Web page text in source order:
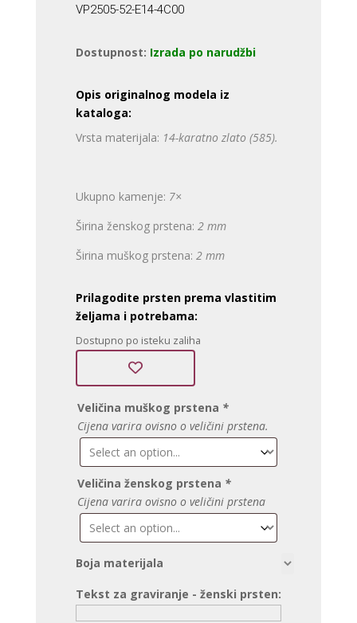
VP2505-52-E14-4C00
Dostupnost: Izrada po narudžbi
Opis originalnog modela iz
kataloga:
Vrsta materijala: 14-karatno zlato (585).
Ukupno kamenje: 7×
Širina ženskog prstena: 2 mm
Širina muškog prstena: 2 mm
Prilagodite prsten prema vlastitim
željama i potrebama:
Dostupno po isteku zaliha
Veličina muškog prstena *
Cijena varira ovisno o veličini prstena.
Veličina ženskog prstena *
Cijena varira ovisno o veličini prstena
Boja materijala
Tekst za graviranje - ženski prsten: